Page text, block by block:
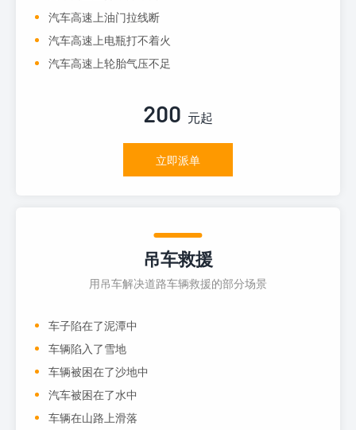
汽车高速上油门拉线断
汽车高速上电瓶打不着火
汽车高速上轮胎气压不足
200 元起
立即派单
吊车救援
用吊车解决道路车辆救援的部分场景
车子陷在了泥潭中
车辆陷入了雪地
车辆被困在了沙地中
汽车被困在了水中
车辆在山路上滑落